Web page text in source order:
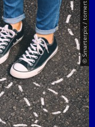
© Smarterpix / tomert